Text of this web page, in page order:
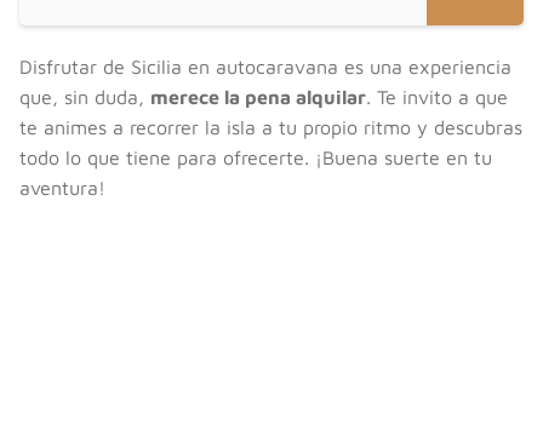
Disfrutar de Sicilia en autocaravana es una experiencia
que, sin duda, merece la pena alquilar. Te invito a que
te animes a recorrer la isla a tu propio ritmo y descubras
todo lo que tiene para ofrecerte. ¡Buena suerte en tu
aventura!